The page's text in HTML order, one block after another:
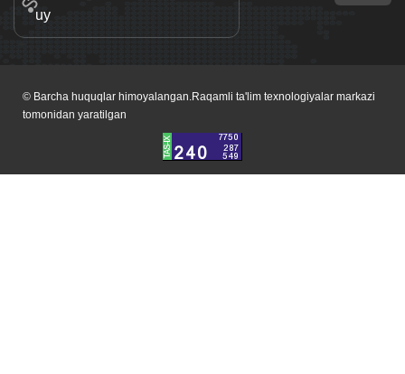
uy
© Barcha huquqlar himoyalangan.Raqamli ta'lim texnologiyalar markazi
tomonidan yaratilgan